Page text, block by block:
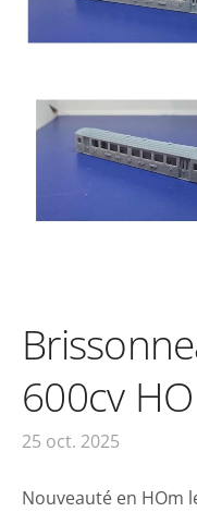
600cv HO
25 oct. 2025
Nouveauté en HOm